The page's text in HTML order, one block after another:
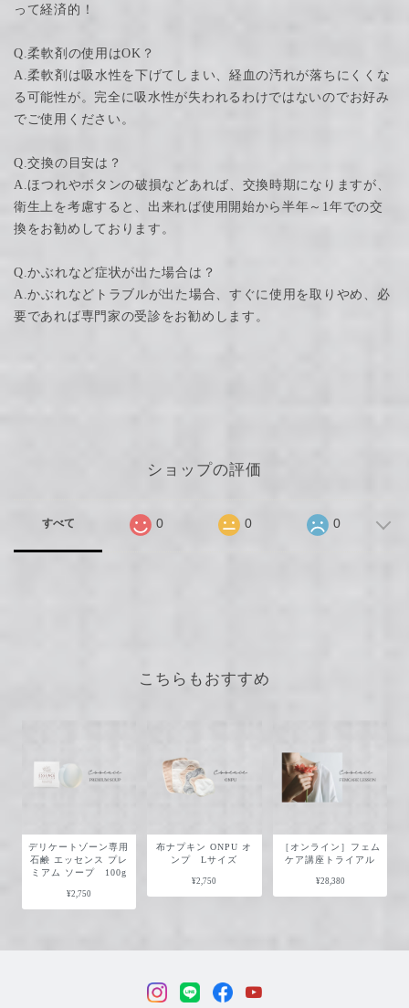
って経済的！
Q.柔軟剤の使用はOK？
A.柔軟剤は吸水性を下げてしまい、経血の汚れが落ちにくくな
る可能性が。完全に吸水性が失われるわけではないのでお好み
でご使用ください。
Q.交換の目安は？
A.ほつれやボタンの破損などあれば、交換時期になりますが、
衛生上を考慮すると、出来れば使用開始から半年～1年での交
換をお勧めしております。
Q.かぶれなど症状が出た場合は？
A.かぶれなどトラブルが出た場合、すぐに使用を取りやめ、必
要であれば専門家の受診をお勧めします。
ショップの評価
すべて 0 0 0
こちらもおすすめ
デリケートゾーン専用
石鹸 エッセンス プレ
ミアム ソープ 100g
¥2,750
布ナプキン ONPU オ
ンプ Lサイズ
¥2,750
［オンライン］フェム
ケア講座トライアル
¥28,380